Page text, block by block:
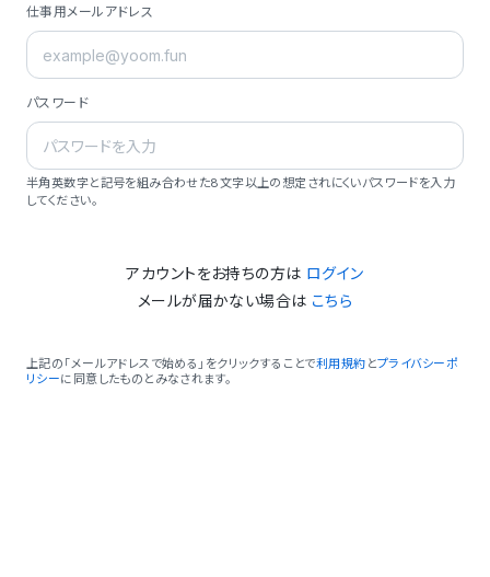
仕事用メールアドレス
パスワード
半角英数字と記号を組み合わせた8文字以上の想定されにくいパスワードを入力
してください。
アカウントをお持ちの方は ログイン
メールが届かない場合は こちら
上記の「メールアドレスで始める」をクリックすることで利用規約 とプライバシーポ
リシーに同意したものとみなされます。